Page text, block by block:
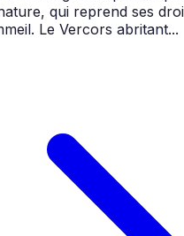
qui reprend ses
Le Vercors abritant...